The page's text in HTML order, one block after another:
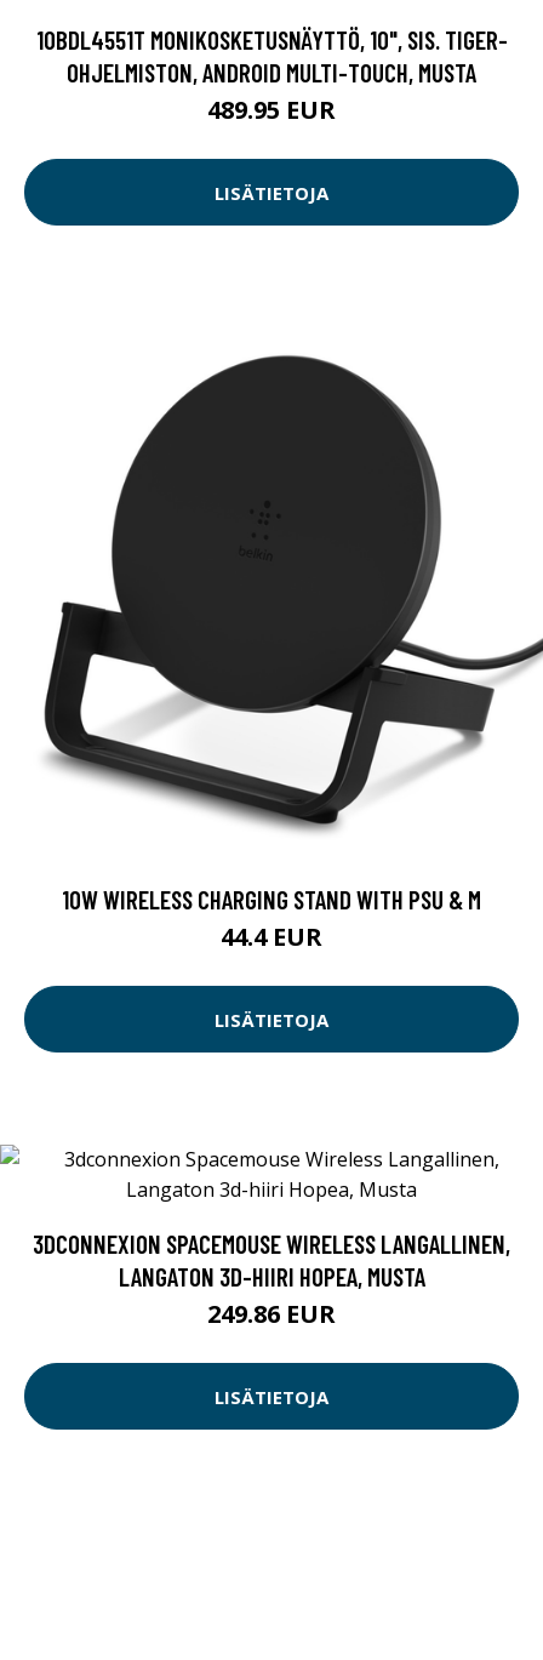
10BDL4551T MONIKOSKETUSNÄYTTÖ, 10", SIS. TIGER-
OHJELMISTON, ANDROID MULTI-TOUCH, MUSTA
489.95 EUR
LISÄTIETOJA
10W WIRELESS CHARGING STAND WITH PSU & M
44.4 EUR
LISÄTIETOJA
3DCONNEXION SPACEMOUSE WIRELESS LANGALLINEN,
LANGATON 3D-HIIRI HOPEA, MUSTA
249.86 EUR
LISÄTIETOJA